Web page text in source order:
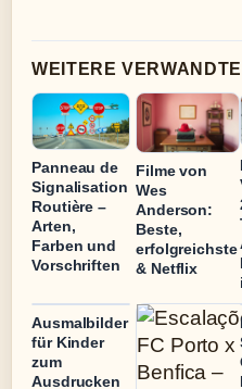
WEITERE
Panneau de
Signalisation
Routière –
Arten,
Farben und
Vorschriften
Filme von
Wes
Anderson:
Beste,
erfolgreichste
& Netflix
Ausmalbilder
für Kinder
zum
Ausdrucken